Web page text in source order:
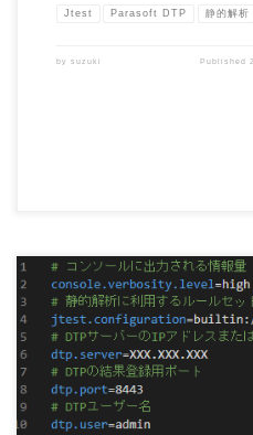
Jtest Parasoft DTP 静的解析
by suzuki Published
以前の記事でCIツールであるJenkinsと